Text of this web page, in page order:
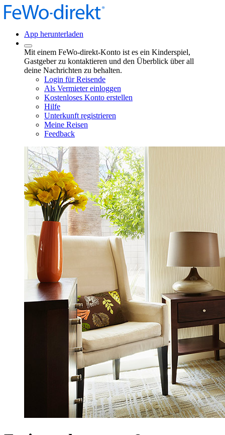
App herunterladen
Mit einem FeWo-direkt-Konto ist es ein Kinderspiel,
Gastgeber zu kontaktieren und den Überblick über all
deine Nachrichten zu behalten.
Login für Reisende
Als Vermieter einloggen
Kostenloses Konto erstellen
Hilfe
Unterkunft registrieren
Meine Reisen
Feedback